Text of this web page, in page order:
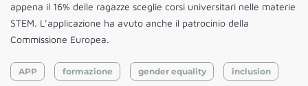
appena il 16% delle ragazze sceglie corsi universitari nelle materie
STEM. L’applicazione ha avuto anche il patrocinio della
Commissione Europea.
APP formazione gender equality inclusion